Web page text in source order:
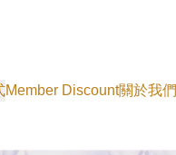
Member Discount關於我們